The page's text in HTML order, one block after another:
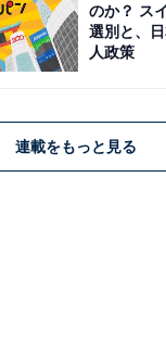
のか？ ス
選別と、
人政策
連載をもっと見る